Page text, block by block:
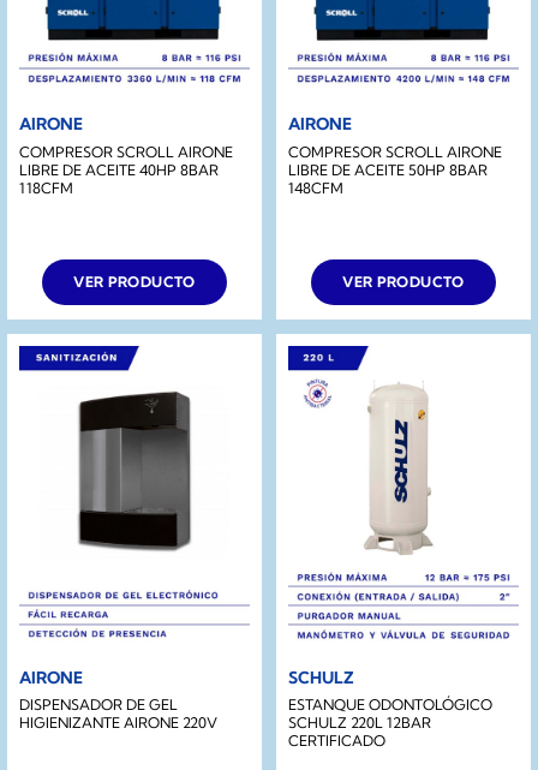
AIRONE
COMPRESOR SCROLL AIRONE
LIBRE DE ACEITE 40HP 8BAR
118CFM
VER PRODUCTO
AIRONE
COMPRESOR SCROLL AIRONE
LIBRE DE ACEITE 50HP 8BAR
148CFM
VER PRODUCTO
AIRONE
DISPENSADOR DE GEL
HIGIENIZANTE AIRONE 220V
SCHULZ
ESTANQUE ODONTOLÓGICO
SCHULZ 220L 12BAR
CERTIFICADO